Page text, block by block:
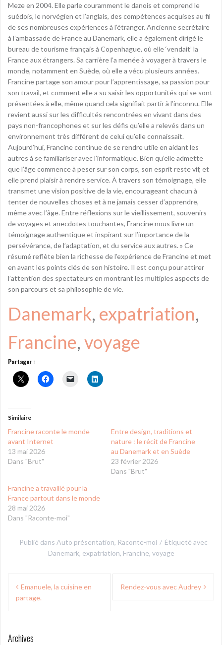
Meze en 2004. Elle parle couramment le danois et comprend le
suédois, le norvégien et l’anglais, des compétences acquises au fil
de ses nombreuses expériences à l’étranger. Ancienne secrétaire
à l’ambassade de France au Danemark, elle a également dirigé le
bureau de tourisme français à Copenhague, où elle ‘vendait’ la
France aux étrangers. Sa carrière l’a menée à voyager à travers le
monde, notamment en Suède, où elle a vécu plusieurs années.
Francine partage son amour pour l’apprentissage, sa passion pour
son travail, et comment elle a su saisir les opportunités qui se sont
présentées à elle, même quand cela signifiait partir à l’inconnu. Elle
revient aussi sur les difficultés rencontrées en vivant dans des
pays non-francophones et sur les défis qu’elle a relevés dans un
environnement très différent de celui qu’elle connaissait.
Aujourd’hui, Francine continue de se rendre utile en aidant les
autres à se familiariser avec l’informatique. Bien qu’elle admette
que l’âge commence à peser sur son corps, son esprit reste vif, et
elle prend plaisir à rendre service. À travers son témoignage, elle
transmet une vision positive de la vie, encourageant chacun à
tenter de nouvelles choses et à ne jamais cesser d’apprendre,
même avec l’âge. Entre réflexions sur le vieillissement, souvenirs
de voyages et anecdotes touchantes, Francine nous livre un
témoignage authentique et inspirant sur l’importance de la
persévérance, de l’adaptation, et du service aux autres. » Ce
résumé reflète bien la richesse de l’expérience de Francine et met
en avant les points clés de son histoire. Il est conçu pour attirer
l’attention des spectateurs en montrant les multiples aspects de
son parcours et sa philosophie de vie.
Danemark, expatriation
Francine, voyage
Partager :
Similaire
Francine raconte le monde
avant Internet
13 mai 2026
Dans "Brut"
Entre design, traditions et
nature : le récit de Francine
au Danemark et en Suède
23 février 2026
Dans "Brut"
Francine a travaillé pour la
France partout dans le monde
28 mai 2026
Dans "Raconte-moi"
Publié dans Auto présentation, Raconte-moi
Étiqueté avec
Danemark, expatriation, Francine, voyage
Navigation
deEmanuele, la cuisine en
partage.
Rendez-vous avec Audrey
Archives